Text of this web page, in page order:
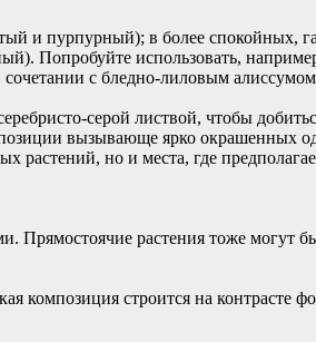
и пурпурный); в более спокойных,
Попробуйте использовать,
с бледно-лиловым
серой листвой, чтобы
вызывающе ярко окрашенных
растений, но и места, где
растения тоже могут
композиция строится на контрасте